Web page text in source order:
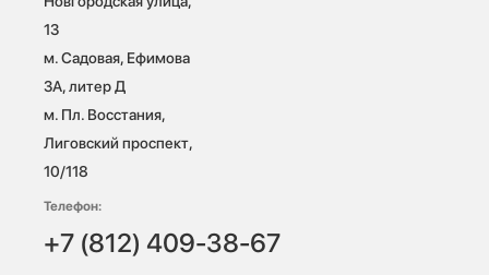
13
м. Садовая, Ефимова
3А, литер Д
м. Пл. Восстания,
Лиговский проспект,
10/118
Телефон:
+7 (812) 409-38-67